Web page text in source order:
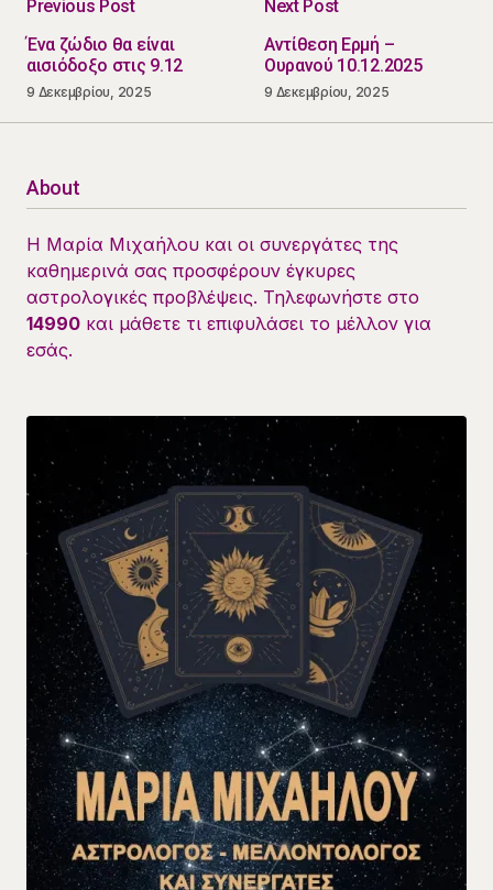
Previous Post
Ένα ζώδιο θα είναι
αισιόδοξο στις 9.12
9 Δεκεμβρίου, 2025
Next Post
Αντίθεση Ερμή –
Ουρανού 10.12.2025
9 Δεκεμβρίου, 2025
About
Η Μαρία Μιχαήλου και οι συνεργάτες της
καθημερινά σας προσφέρουν έγκυρες
αστρολογικές προβλέψεις. Τηλεφωνήστε στο
14990 και μάθετε τι επιφυλάσει το μέλλον για
εσάς.